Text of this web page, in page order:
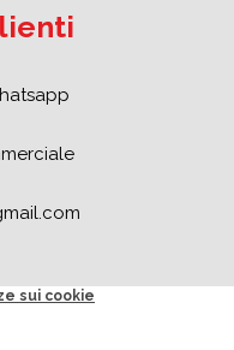
sui cookie